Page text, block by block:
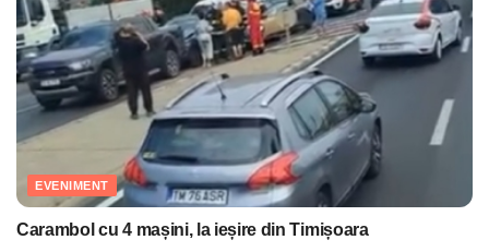
EVENIMENT
Carambol cu 4 mașini, la ieșire din Timișoara